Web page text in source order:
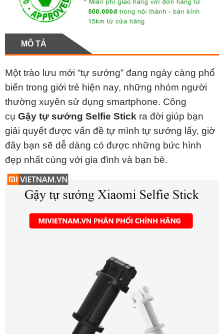
MÔ TẢ
Một trào lưu mới “tự sướng” đang ngày càng phổ
biến trong giới trẻ hiện nay, những nhóm người
thường xuyên sử dụng smartphone. Công
cụ Gậy tự sướng Selfie Stick ra đời giúp bạn
giải quyết được vấn đề tự mình tự sướng lấy, giờ
đây bạn sẽ dễ dàng có được những bức hình
đẹp nhất cùng với gia đình và bạn bè.